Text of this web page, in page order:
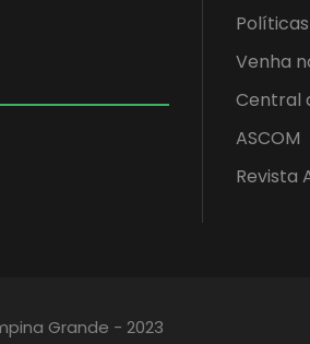
Políticas
Venha
Central
ASCOM
Revista
Grande - 2023